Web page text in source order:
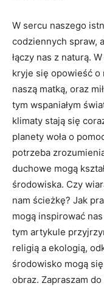
W sercu naszego
codziennych spraw,
‍łączy nas z ‍naturą.
kryje się opowieść o
naszą matką, oraz
tym wspaniałym
klimaty stają się
⁣planety woła o
potrzeba
duchowe mogą
środowiska. Czy
nam ścieżkę? Jak
mogą inspirować
tym ⁣artykule
religią a ekologią,
środowisko mogą
obraz. Zapraszam